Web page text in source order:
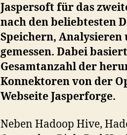
Jaspersoft für das
nach den beliebtesten
Speichern, Analysieren
gemessen. Dabei
Gesamtanzahl der
Konnektoren von der
Webseite Jasperforge.
Neben Hadoop Hive,